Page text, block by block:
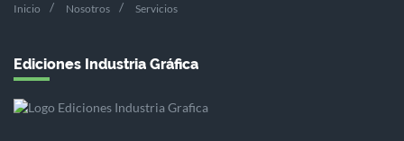
Inicio Nosotros Servicios
Ediciones Industria Gráfica